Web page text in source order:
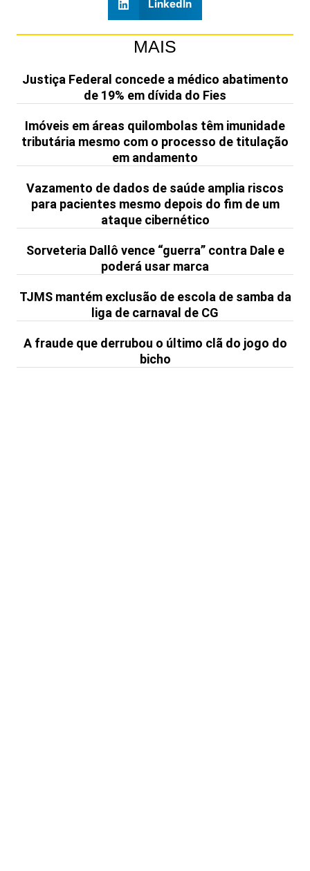
LinkedIn
MAIS
Justiça Federal concede a médico abatimento
de 19% em dívida do Fies
Imóveis em áreas quilombolas têm imunidade
tributária mesmo com o processo de titulação
em andamento
Vazamento de dados de saúde amplia riscos
para pacientes mesmo depois do fim de um
ataque cibernético
Sorveteria Dallô vence “guerra” contra Dale e
poderá usar marca
TJMS mantém exclusão de escola de samba da
liga de carnaval de CG
A fraude que derrubou o último clã do jogo do
bicho